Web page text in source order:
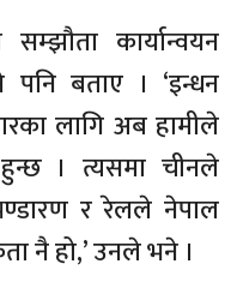
कार्यान्वयन
पनि बताए । ‘इन्धन
लागि अब हामीले
। त्यसमा चीनले
र रेलले नेपाल
नै हो,’ उनले भने ।